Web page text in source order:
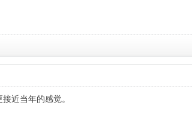
近当年的感觉。